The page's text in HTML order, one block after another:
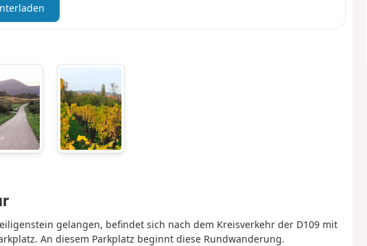
gelangen, befindet sich nach dem Kreisverkehr der D109 mit
An diesem Parkplatz beginnt diese Rundwanderung.